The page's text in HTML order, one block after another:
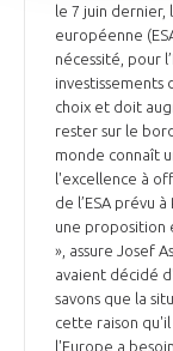
le 7 juin
européenne
nécessité, pour
investissements
choix et doit
rester sur le
monde connaît
l'excellence à
de l’ESA prévu
une proposition
», assure Josef
avaient décidé
savons que la
cette raison
l'Europe a